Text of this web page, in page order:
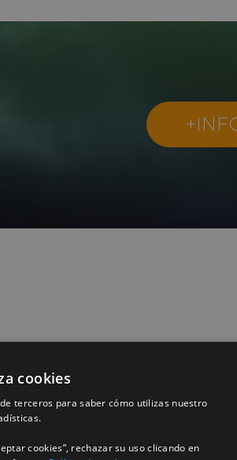
Control
Mediante
cookies
de terceros para saber cómo utilizas nuestro
cookies”, rechazar su uso clicando en